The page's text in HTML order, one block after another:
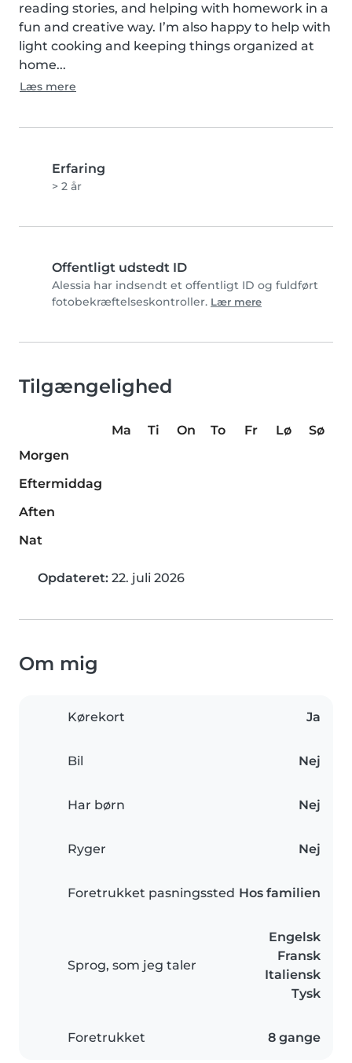
reading stories, and helping with homework in a
fun and creative way. I’m also happy to help with
light cooking and keeping things organized at
home...
Læs mere
Erfaring
> 2 år
Offentligt udstedt ID
Alessia har indsendt et offentligt ID og fuldført
fotobekræftelseskontroller. Lær mere
Tilgængelighed
Ma Ti On To Fr Lø
Sø
Morgen
Eftermiddag
Aften
Nat
Opdateret: 22. juli 2026
Om mig
Kørekort Ja
Bil Nej
Har børn Nej
Ryger Nej
Foretrukket pasningssted Hos familien
Sprog, som jeg taler
Engelsk
Fransk
Italiensk
Tysk
Foretrukket 8 gange